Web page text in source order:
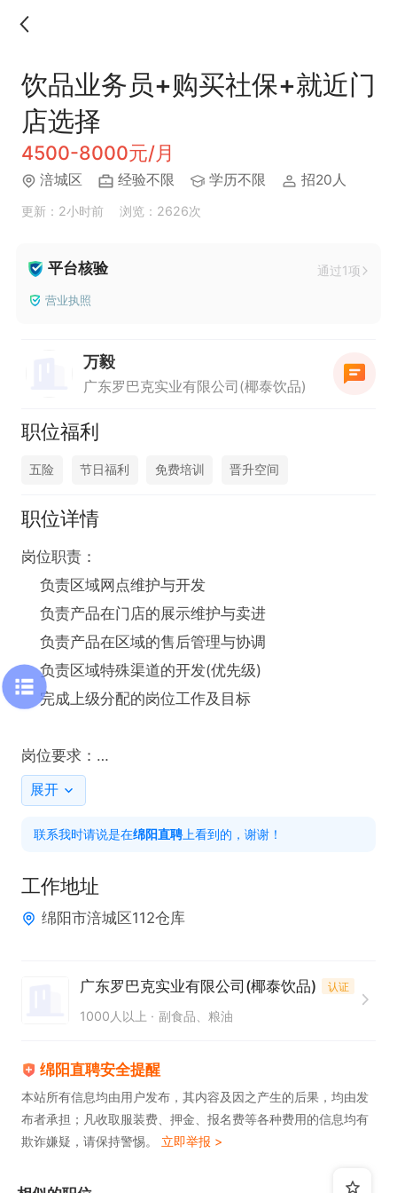
饮品业务员+购买社保+就近门
店选择
4500-8000元/月
涪城区 经验不限 学历不限 招20人
更新：2小时前 浏览：2626次
平台核验 通过1项
营业执照
万毅
广东罗巴克实业有限公司(椰泰饮品)
职位福利
五险 节日福利 免费培训 晋升空间
职位详情
岗位职责：
    负责区域网点维护与开发
    负责产品在门店的展示维护与卖进
    负责产品在区域的售后管理与协调
    负责区域特殊渠道的开发(优先级)
    完成上级分配的岗位工作及目标
岗位要求：
    快消品1年以上销售经验(饮料优先)！
    驾龄1年以上！
上班时间：8:30之前，月休4天
福利待遇：购买五险
展开
联系我时请说是在绵阳直聘 上看到的，谢谢！
工作地址
绵阳市涪城区112仓库
广东罗巴克实业有限公司(椰泰饮品) 认证
1000人以上 副食品、粮油
绵阳直聘安全提醒
本站所有信息均由用户发布，其内容及因之产生的后果，均由发
布者承担；凡收取服装费、押金、报名费等各种费用的信息均有
欺诈嫌疑，请保持警惕。 立即举报 >